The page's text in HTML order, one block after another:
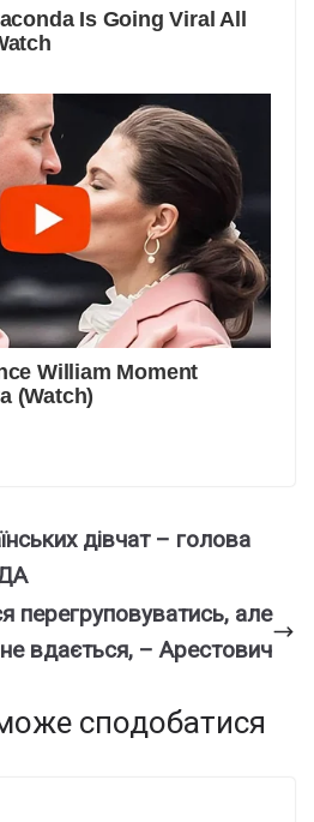
дівчат – голова
перегруповуватись, але
вдається, – Арестович
сподобатися